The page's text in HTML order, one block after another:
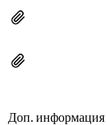
Доп. информация